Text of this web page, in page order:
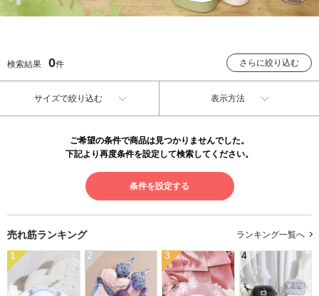
検索結果 0件 さらに絞り込む
サイズで絞り込む 表示方法
ご希望の条件で商品は見つかりませんでした。
下記より再度条件を設定して検索してください。
条件を設定する
売れ筋ランキング ランキング一覧へ
1 2 3 4